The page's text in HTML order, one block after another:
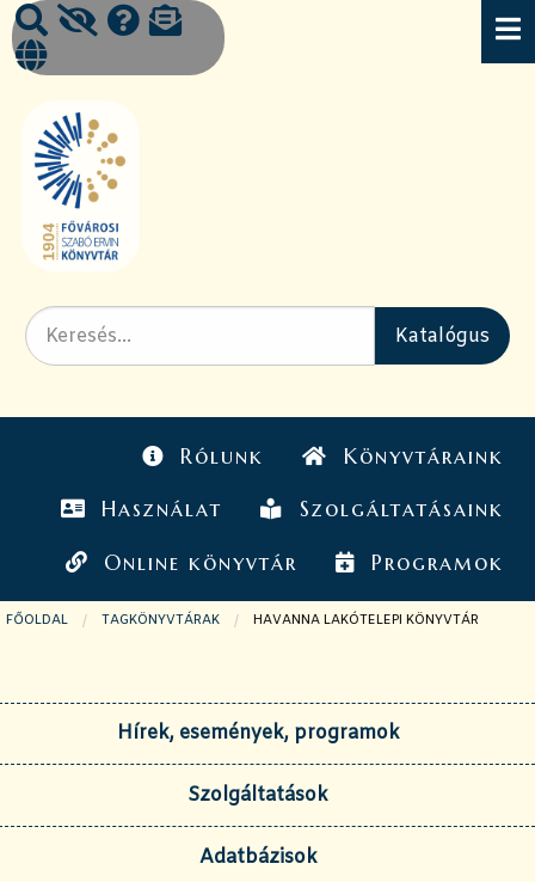
Rólunk Könyvtáraink
Használat Szolgáltatásaink
Online könyvtár Programok
FŐOLDAL TAGKÖNYVTÁRAK JELENLEGI OLDAL:
HAVANNA LAKÓTELEPI KÖNYVTÁR
Hírek, események, programok
Szolgáltatások
Adatbázisok